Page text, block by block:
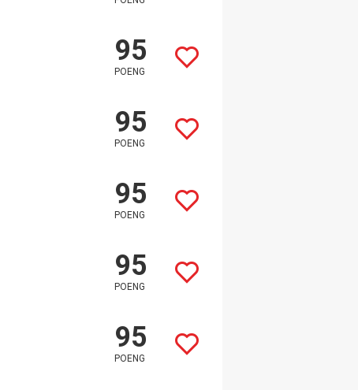
95
POENG
95
POENG
95
POENG
95
POENG
95
POENG